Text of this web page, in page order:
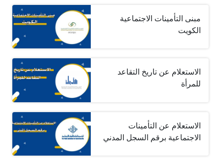
مبنى التأمينات الاجتماعية
الكويت
الاستعلام عن تاريخ التقاعد
للمرأة
الاستعلام عن التأمينات
الاجتماعية برقم السجل المدني